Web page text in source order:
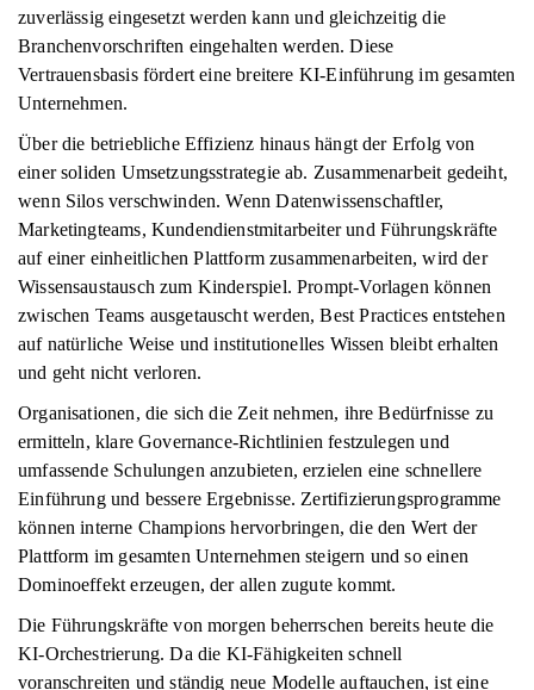
zuverlässig eingesetzt werden kann und gleichzeitig die
Branchenvorschriften eingehalten werden. Diese
Vertrauensbasis fördert eine breitere KI-Einführung im gesamten
Unternehmen.
Über die betriebliche Effizienz hinaus hängt der Erfolg von
einer soliden Umsetzungsstrategie ab. Zusammenarbeit gedeiht,
wenn Silos verschwinden. Wenn Datenwissenschaftler,
Marketingteams, Kundendienstmitarbeiter und Führungskräfte
auf einer einheitlichen Plattform zusammenarbeiten, wird der
Wissensaustausch zum Kinderspiel. Prompt-Vorlagen können
zwischen Teams ausgetauscht werden, Best Practices entstehen
auf natürliche Weise und institutionelles Wissen bleibt erhalten
und geht nicht verloren.
Organisationen, die sich die Zeit nehmen, ihre Bedürfnisse zu
ermitteln, klare Governance-Richtlinien festzulegen und
umfassende Schulungen anzubieten, erzielen eine schnellere
Einführung und bessere Ergebnisse. Zertifizierungsprogramme
können interne Champions hervorbringen, die den Wert der
Plattform im gesamten Unternehmen steigern und so einen
Dominoeffekt erzeugen, der allen zugute kommt.
Die Führungskräfte von morgen beherrschen bereits heute die
KI-Orchestrierung. Da die KI-Fähigkeiten schnell
voranschreiten und ständig neue Modelle auftauchen, ist eine